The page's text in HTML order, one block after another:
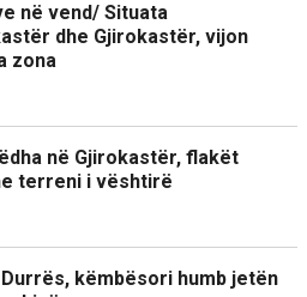
në vend/ Situata
dhe Gjirokastër, vijon
zona
në Gjirokastër, flakët
terreni i vështirë
këmbësori humb jetën